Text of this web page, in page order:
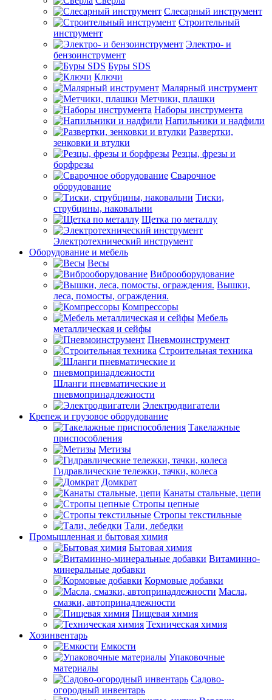
Слесарный инструмент
Строительный
инструмент
Электро- и
бензоинструмент
Буры SDS
Ключи
Малярный инструмент
Метчики, плашки
Наборы инструмента
Напильники и надфили
Развертки,
зенковки и втулки
Резцы, фрезы и
борфрезы
Сварочное
оборудование
Тиски,
струбцины, наковальни
Щетка по металлу
Электротехнический инструмент
Оборудование и мебель
Весы
Виброоборудование
Вышки,
леса, помосты, ограждения.
Компрессоры
Мебель
металлическая и сейфы
Пневмоинструмент
Строительная техника
Шланги пневматические и
пневмопринадлежности
Электродвигатели
Крепеж и грузовое оборудование
Такелажные
приспособления
Метизы
Гидравлические тележки, тачки, колеса
Домкрат
Канаты стальные, цепи
Стропы цепные
Стропы текстильные
Тали, лебедки
Промышленная и бытовая химия
Бытовая химия
Витаминно-
минеральные добавки
Кормовые добавки
Масла,
смазки, автопринадлежности
Пищевая химия
Техническая химия
Хозинвентарь
Емкости
Упаковочные
материалы
Садово-
огородный инвентарь